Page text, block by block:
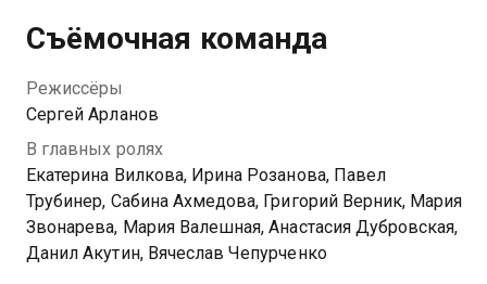
только с коварством собственной матери, готовой
пойти на всё ради больших побед, но и экс-парнем,
возглавившим сборную страны по плаванию.
чемпионов вы можете совершенно бесплатно в
хорошем HD качестве на Казахтелеком
Съёмочная команда
Режиссёры
Сергей Арланов
В главных ролях
Екатерина Вилкова, Ирина Розанова, Павел
Трубинер, Сабина Ахмедова, Григорий Верник, Мария
Звонарева, Мария Валешная, Анастасия Дубровская,
Данил Акутин, Вячеслав Чепурченко